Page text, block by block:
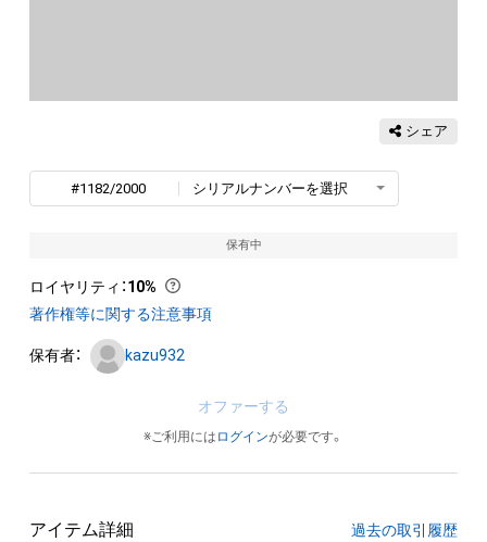
シェア
#1182/2000 シリアルナンバーを選択
保有中
ロイヤリティ ：10%
著作権等に関する注意事項
保有者： kazu932
オファーする
※ご利用には ログインが必要です。
アイテム詳細 過去の取引履歴